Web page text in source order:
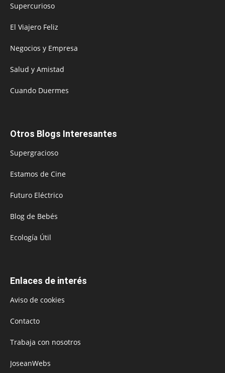
Supercurioso
El Viajero Feliz
Negocios y Empresa
Salud y Amistad
Cuando Duermes
Otros Blogs Interesantes
Supergracioso
Estamos de Cine
Futuro Eléctrico
Blog de Bebés
Ecología Útil
Enlaces de interés
Aviso de cookies
Contacto
Trabaja con nosotros
JoseanWebs